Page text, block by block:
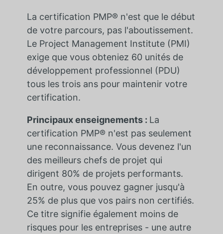
La certification PMP® n'est que le début
de votre parcours, pas l'aboutissement.
Le Project Management Institute (PMI)
exige que vous obteniez 60 unités de
développement professionnel (PDU)
tous les trois ans pour maintenir votre
certification.
Principaux enseignements : La
certification PMP® n'est pas seulement
une reconnaissance. Vous devenez l'un
des meilleurs chefs de projet qui
dirigent 80% de projets performants.
En outre, vous pouvez gagner jusqu'à
25% de plus que vos pairs non certifiés.
Ce titre signifie également moins de
risques pour les entreprises - une autre